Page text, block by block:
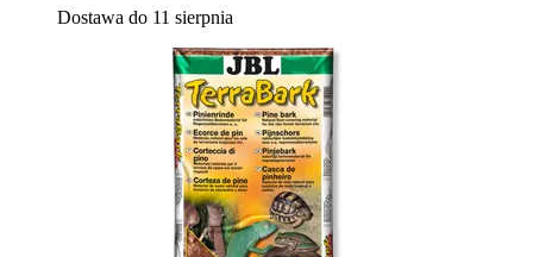
Dostawa do 11 sierpnia